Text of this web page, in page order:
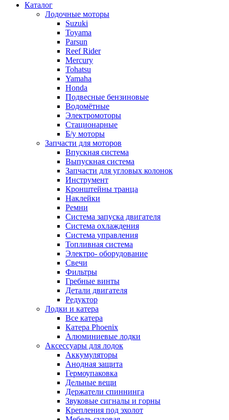
Каталог
Лодочные моторы
Suzuki
Toyama
Parsun
Reef Rider
Mercury
Tohatsu
Yamaha
Honda
Подвесные бензиновые
Водомётные
Электромоторы
Стационарные
Б/у моторы
Запчасти для моторов
Впускная система
Выпускная система
Запчасти для угловых колонок
Инструмент
Кронштейны транца
Наклейки
Ремни
Система запуска двигателя
Система охлаждения
Система управления
Топливная система
Электро- оборудование
Свечи
Фильтры
Гребные винты
Детали двигателя
Редуктор
Лодки и катера
Все катера
Катера Phoenix
Алюминиевые лодки
Аксессуары для лодок
Аккумуляторы
Анодная защита
Гермоупаковка
Дельные вещи
Держатели спиннинга
Звуковые сигналы и горны
Крепления под эхолот